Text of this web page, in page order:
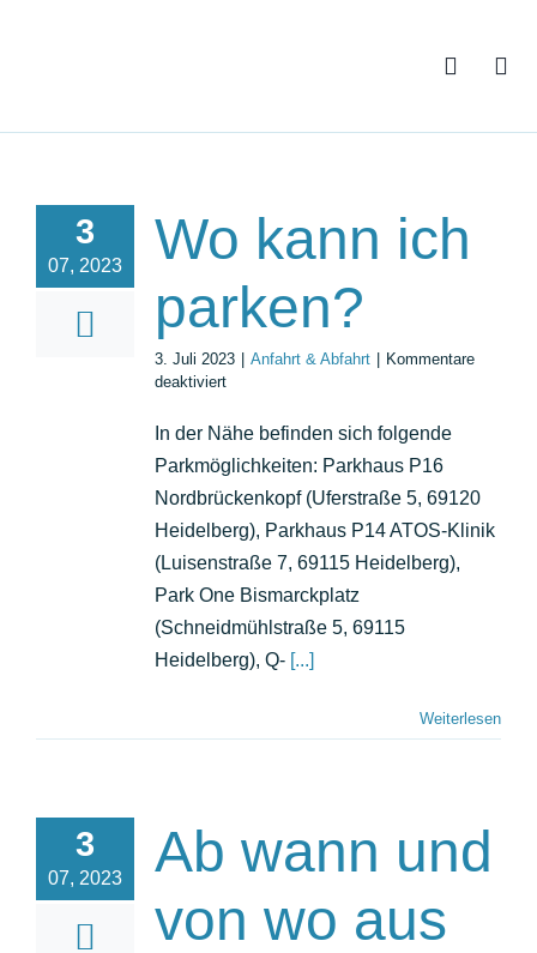
3
07, 2023
Wo kann ich
parken?
3. Juli 2023 | Anfahrt & Abfahrt | Kommentare
deaktiviertfür
kann
parken?
In der Nähe befinden sich folgende
Parkmöglichkeiten: Parkhaus P16
Nordbrückenkopf (Uferstraße 5, 69120
Heidelberg), Parkhaus P14 ATOS-Klinik
(Luisenstraße 7, 69115 Heidelberg),
Park One Bismarckplatz
(Schneidmühlstraße 5, 69115
Heidelberg), Q- [...]
Weiterlesen
3
07, 2023
Ab wann und
von wo aus